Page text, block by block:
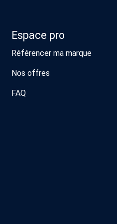
Espace pro
Référencer ma marque
Nos offres
FAQ